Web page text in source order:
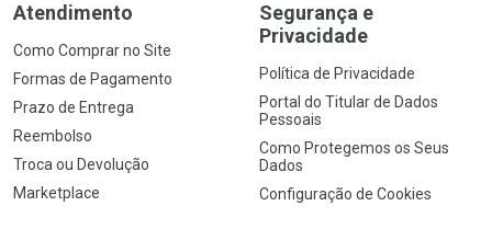
Atendimento
Como Comprar no Site
Formas de Pagamento
Prazo de Entrega
Reembolso
Troca ou Devolução
Marketplace
Segurança e
Privacidade
Política de Privacidade
Portal do Titular de Dados
Pessoais
Como Protegemos os Seus
Dados
Configuração de Cookies